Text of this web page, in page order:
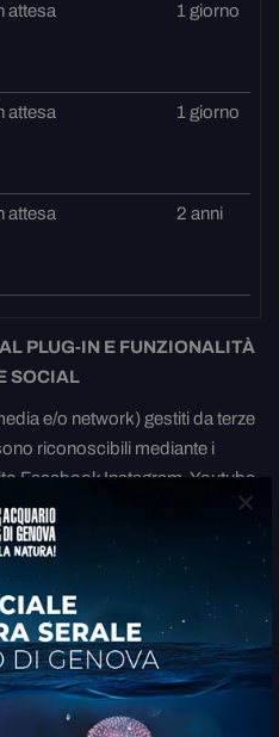
×
attesa 1 giorno
attesa 1 giorno
attesa 2 anni
PLUG-IN E FUNZIONALITÀ
SOCIAL
e/o network) gestiti da terze
riconoscibili mediante i
Facebook Instagram, Youtube
home page del Sito stesso e
social della Società. Con
trasmesse al relativo
merito alle pagine ed ai
sul presente sito web. I
dei dati rilevata dal rispettivo
dal sito web della Società.
infatti, le informazioni